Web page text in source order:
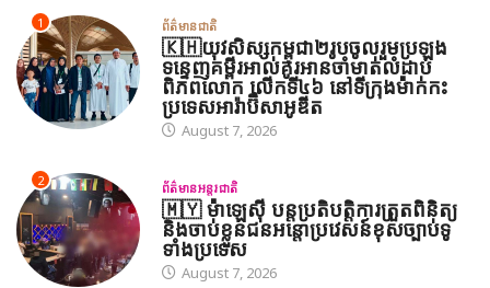
1 ព័ត៌មានជាតិ
🇰🇭យុវសិស្សកម្ពុជា២រូបចូលរួមប្រឡង
ទន្ទេញគម្ពីរអាល់គូរអានចាំមាត់លំដាប់
ពិភពលោក លើកទី៤៦ នៅទីក្រុងម៉ាក់កះ
ប្រទេសអារ៉ាប៊ីសាអូឌីត
August 7, 2026
2 ព័ត៌មានអន្តរជាតិ
🇲🇾 ម៉ាឡេស៊ី បន្តប្រតិបត្តិការត្រួតពិនិត្យ
និងចាប់ខ្លួនជនអន្តោប្រវេសន៍ខុសច្បាប់ទូ
ទាំងប្រទេស
August 7, 2026